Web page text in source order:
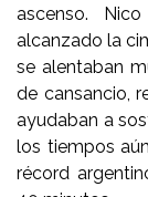
ascenso.
alcanzado la
se alentaban
de cansancio,
ayudaban a
los tiempos
récord